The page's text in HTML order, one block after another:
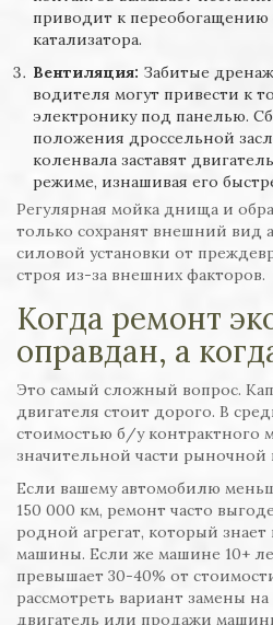
приводит к переобогащению
катализатора.
Вентиляция: Забитые
водителя могут привести к
электронику под панелью.
положения дроссельной
коленвала заставят
режиме, изнашивая его
Регулярная мойка днища и
только сохранят внешний вид
силовой установки от
строя из-за внешних факторов.
Когда ремонт
оправдан, а
Это самый сложный вопрос.
двигателя стоит дорого. В
стоимостью б/у контрактного
значительной части
Если вашему автомобилю
150 000 км, ремонт часто
родной агрегат, который
машины. Если же машине 10+
превышает 30-40% от
рассмотреть вариант замены
двигатель или продажи машины